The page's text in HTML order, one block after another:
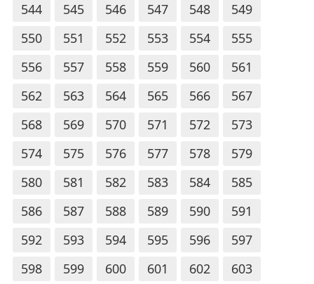
544
545 546 547 548
549
550
551 552 553 554
555
556
557 558 559 560
561
562
563 564 565 566
567
568
569 570 571 572
573
574
575 576 577 578
579
580
581 582 583 584
585
586
587 588 589 590
591
592
593 594 595 596
597
598
599 600 601 602
603